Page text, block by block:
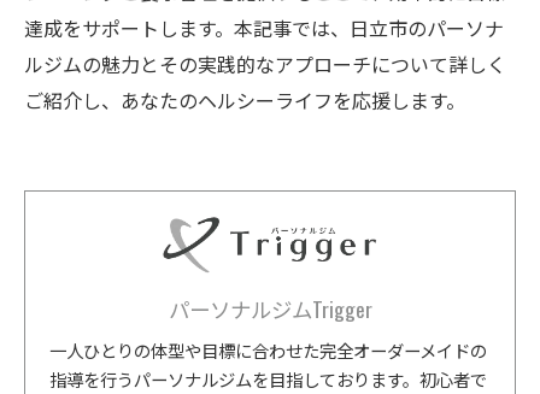
達成をサポートします。本記事では、日立市のパーソナ
ルジムの魅力とその実践的なアプローチについて詳しく
ご紹介し、あなたのヘルシーライフを応援します。
パーソナルジムTrigger
一人ひとりの体型や目標に合わせた完全オーダーメイドの
指導を行うパーソナルジムを目指しております。初心者で